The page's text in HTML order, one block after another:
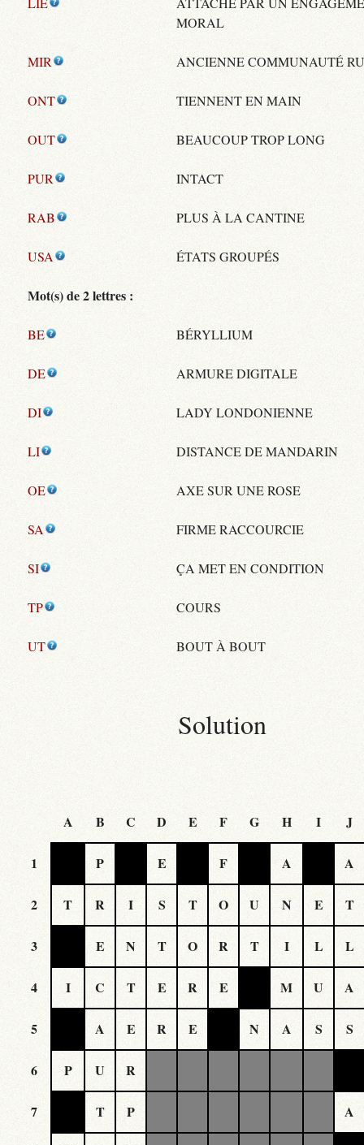
MORAL
MIR ANCIENNE COMMUNAUTÉ
ONT TIENNENT EN MAIN
OUT BEAUCOUP TROP LONG
PUR INTACT
RAB PLUS À LA CANTINE
USA ÉTATS GROUPÉS
Mot(s) de 2 lettres :
BE BÉRYLLIUM
DE ARMURE DIGITALE
DI LADY LONDONIENNE
LI DISTANCE DE MANDARIN
OE AXE SUR UNE ROSE
SA FIRME RACCOURCIE
SI ÇA MET EN CONDITION
TP COURS
UT BOUT À BOUT
Solution
A B C D E F G H I J
1 P E F A A
2 T R I S T O U N E T
3 E N T O R T I L L
4 I C T E R E M U A
5 A E R E N A S S
6 P U R
7 T P A